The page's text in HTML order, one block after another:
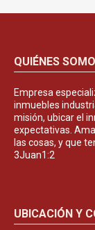
QUIÉNES
Empresa
inmuebles
misión, ubicar el
expectativas.
las cosas, y que
3Juan1:2
UBICACIÓN Y